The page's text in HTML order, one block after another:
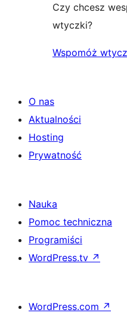
Czy chcesz
wtyczki?
Wspomóż
O nas
Aktualności
Hosting
Prywatność
Nauka
Pomoc techniczna
Programiści
WordPress.tv ↗
WordPress.com ↗